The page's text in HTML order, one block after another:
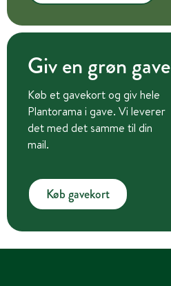
Giv en grøn gave
Køb et gavekort og giv hele
Plantorama i gave. Vi leverer
det med det samme til din
mail.
Køb gavekort